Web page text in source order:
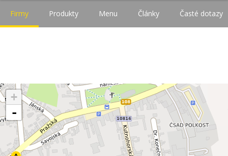
Firmy Produkty Menu Články Časté dotazy
+
-